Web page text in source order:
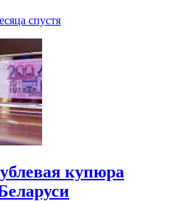
спустя
купюра